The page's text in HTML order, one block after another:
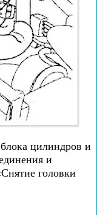
цилиндров и
и
головки